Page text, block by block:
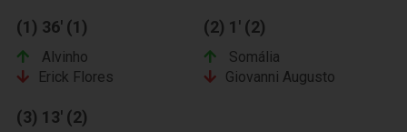
(1) 36' (1)
Alvinho
Erick Flores
(2) 1' (2)
Somália
Giovanni Augusto
(3) 13' (2)